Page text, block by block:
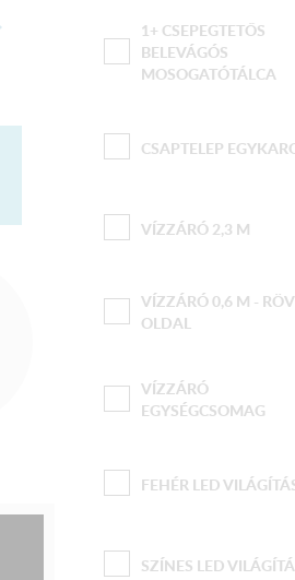
1+ CSEPEGTETŐS
BELEVÁGÓS
MOSOGATÓTÁLCA
CSAPTELEP
VÍZZÁRÓ 2,3 M
VÍZZÁRÓ 0,6 M -
OLDAL
VÍZZÁRÓ
EGYSÉGCSOMAG
FEHÉR LED
SZÍNES LED